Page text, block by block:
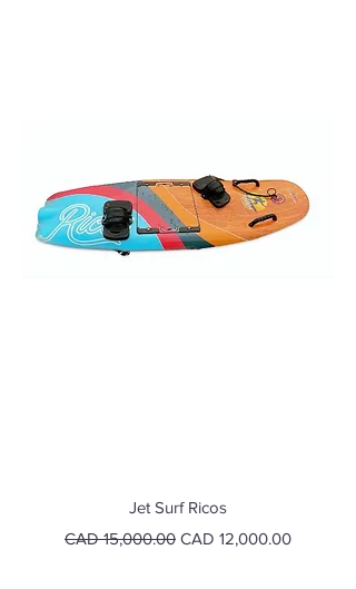
Jet Surf Ricos
Precio
CAD 15,000.00 Precio de oferta
CAD 12,000.00